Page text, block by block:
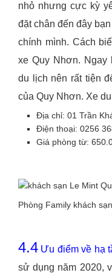
nhỏ nhưng cực kỳ
đặt chân đến đây
chính mình. Cách
xe Quy Nhơn. Ngay
du lịch nên rất tiện
của Quy Nhơn. Xe
Địa chỉ: 01 Trần
Điện thoại: 0256
Giá phòng từ:
Phòng Family khách
4.4 Ưu điểm về hạ
sử dụng năm 2020,